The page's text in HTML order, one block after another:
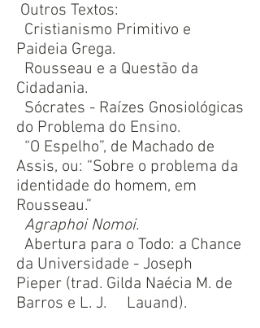
Outros Textos:
Cristianismo Primitivo e
Paideia Grega.
Rousseau e a Questão da
Cidadania.
Sócrates - Raízes Gnosiológicas
do Problema do Ensino.
“O Espelho”, de Machado de
Assis, ou: “Sobre o problema da
identidade do homem, em
Rousseau.”
Agraphoi Nomoi.
Abertura para o Todo: a Chance
da Universidade - Joseph
Pieper (trad. Gilda Naécia M. de
Barros e L. J. Lauand).